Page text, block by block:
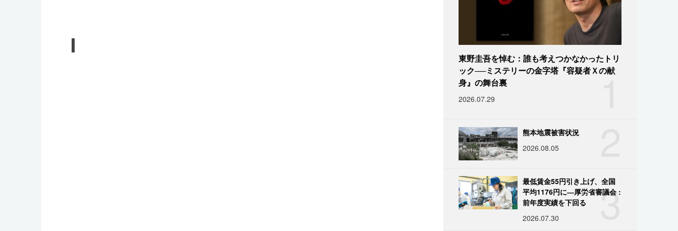
1
東野圭吾を悼む：誰も考えつかなかったトリ
ック──ミステリーの金字塔『容疑者Ｘの献
身』の舞台裏
2026.07.29
熊本地震被害状況
2026.08.05
3
最低賃金55円引き上げ、全国
平均1176円に―厚労省審議会 :
前年度実績を下回る
2026.07.30